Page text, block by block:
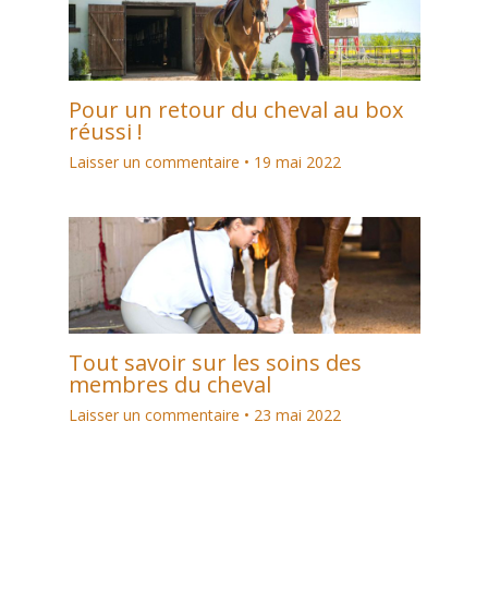
Pour un retour du cheval au box
réussi !
Laisser un commentaire • 19 mai 2022
Tout savoir sur les soins des
membres du cheval
Laisser un commentaire • 23 mai 2022